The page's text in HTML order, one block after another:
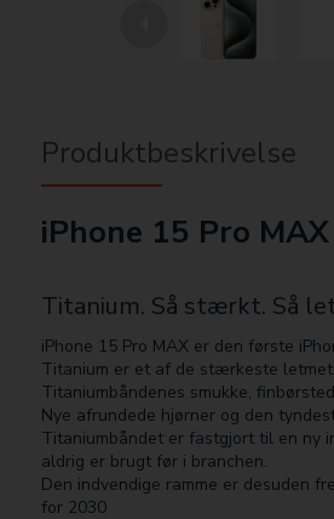
Produktbeskrivelse
iPhone 15 Pro MAX
Titanium. Så stærkt. Så
iPhone 15 Pro MAX er den første
Titanium er et af de stærkeste
Titanium­­båndenes smukke,
Nye afrundede hjørner og den
Titaniumbåndet er fastgjort til en ny
aldrig er brugt før i branchen.
Den indvendige ramme er desuden
for 2030